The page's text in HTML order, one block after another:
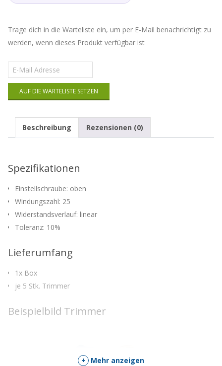
Trage dich in die Warteliste ein, um per E-Mail benachrichtigt zu
werden, wenn dieses Produkt verfügbar ist
Gib
deine
E-
Mail-
dieses
zu
kommen
AUF DIE WARTELISTE SETZEN
Beschreibung Rezensionen (0)
Spezifikationen
Einstellschraube: oben
Windungszahl: 25
Widerstandsverlauf: linear
Toleranz: 10%
Lieferumfang
1x Box
je 5 Stk. Trimmer
Beispielbild Trimmer
+ Mehr anzeigen